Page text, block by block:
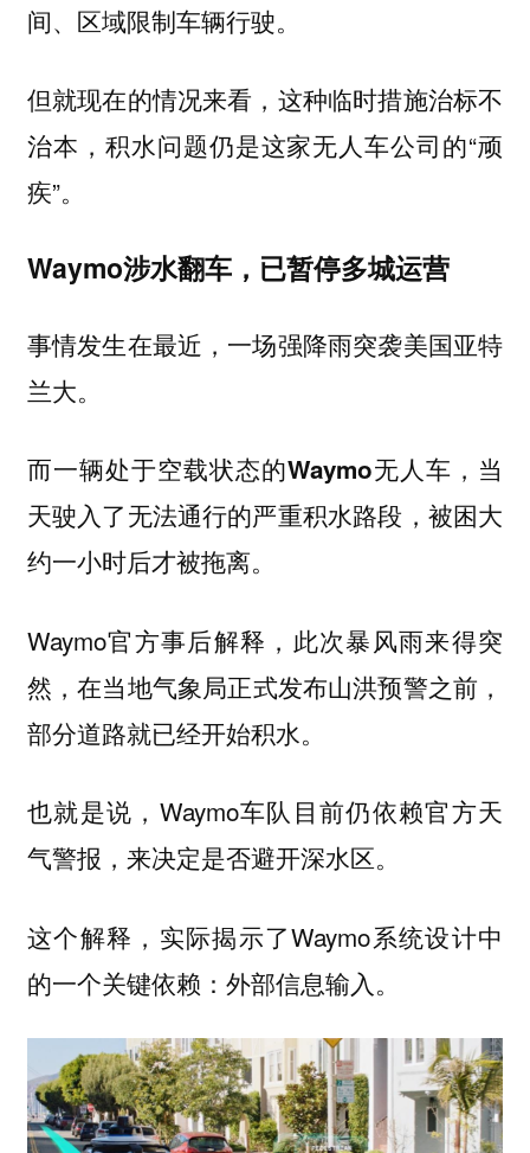
间、区域限制车辆行驶。
但就现在的情况来看，这种临时措施治标不
治本 ，积水问题仍是这家无人车公司的“顽
疾”。
Waymo涉水翻车，已暂停多城运营
事情发生在最近，一场强降雨突袭美国亚特
兰大。
而一辆处于空载状态的Waymo无人车 ，当
天驶入了无法通行的严重积水路段，被困大
约一小时后才被拖离。
Waymo官方事后解释，此次暴风雨来得突
然，在当地气象局正式发布山洪预警之前 ，
部分道路就已经开始积水。
也就是说，Waymo车队目前仍依赖官方天
气警报 ，来决定是否避开深水区。
这个解释，实际揭示了Waymo系统设计中
的一个关键依赖： 外部信息输入。